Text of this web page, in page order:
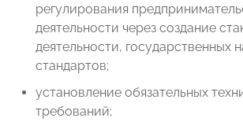
регулирования
деятельности через создание
деятельности, государственных
стандартов;
установление обязательных
требований;